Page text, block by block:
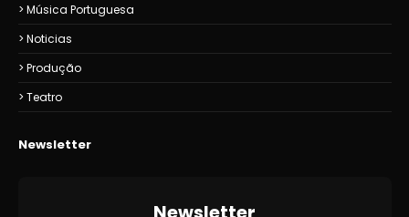
Música Portuguesa
Noticias
Produção
Teatro
Newsletter